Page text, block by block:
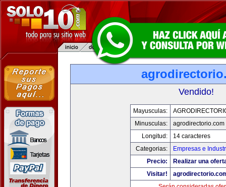
Vendido!
Mayusculas:
Minusculas:
agrodirectorio.com
Longitud:
14 caracteres
Categorias:
Empresas e
Precio:
Realizar una
Visitar!